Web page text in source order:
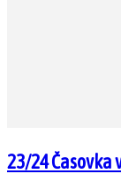
23/24 Časovka